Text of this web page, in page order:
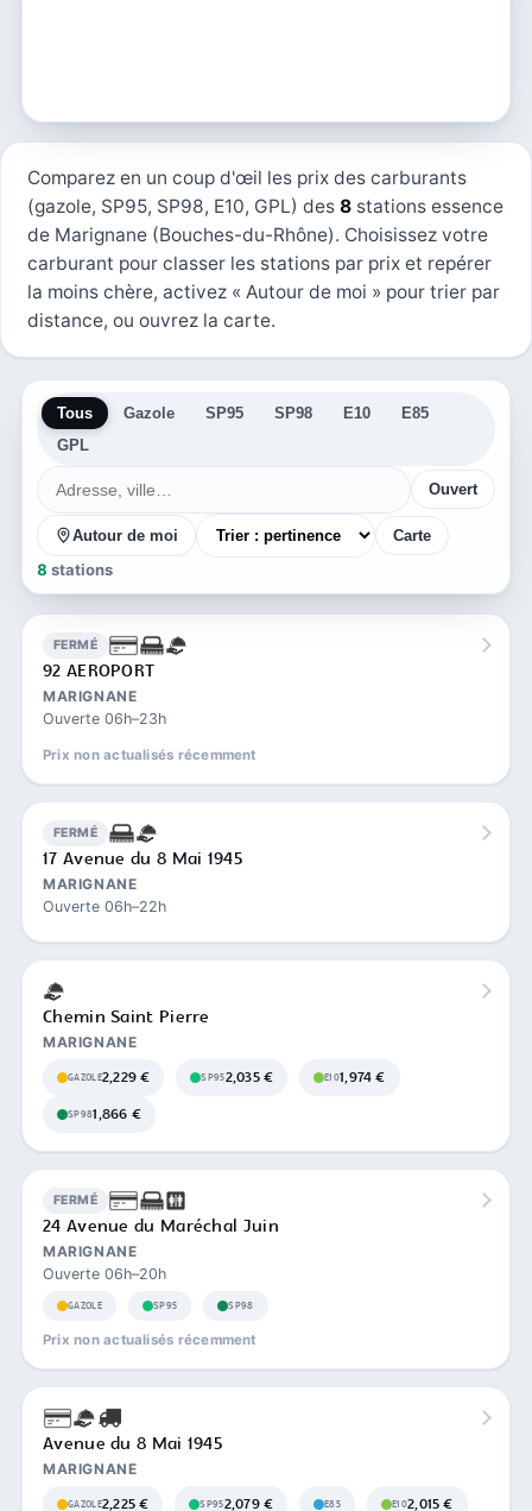
Comparez en un coup d'œil les prix des carburants
(gazole, SP95, SP98, E10, GPL) des 8 stations essence
de Marignane (Bouches-du-Rhône). Choisissez votre
carburant pour classer les stations par prix et repérer
la moins chère, activez « Autour de moi » pour trier par
distance, ou ouvrez la carte.
Tous Gazole SP95 SP98 E10
E85
GPL
Ouvert
Autour de moi Carte
8 stations
FERMÉ
92 AEROPORT
MARIGNANE
Ouverte 06h–23h
Prix non actualisés récemment
FERMÉ
17 Avenue du 8 Mai 1945
MARIGNANE
Ouverte 06h–22h
Chemin Saint Pierre
MARIGNANE
GAZOLE2,229 € SP952,035 € E101,974 €
SP981,866 €
FERMÉ
24 Avenue du Maréchal Juin
MARIGNANE
Ouverte 06h–20h
GAZOLE SP95 SP98
Prix non actualisés récemment
Avenue du 8 Mai 1945
MARIGNANE
GAZOLE2,225 € SP952,079 € E85 E102,015 €